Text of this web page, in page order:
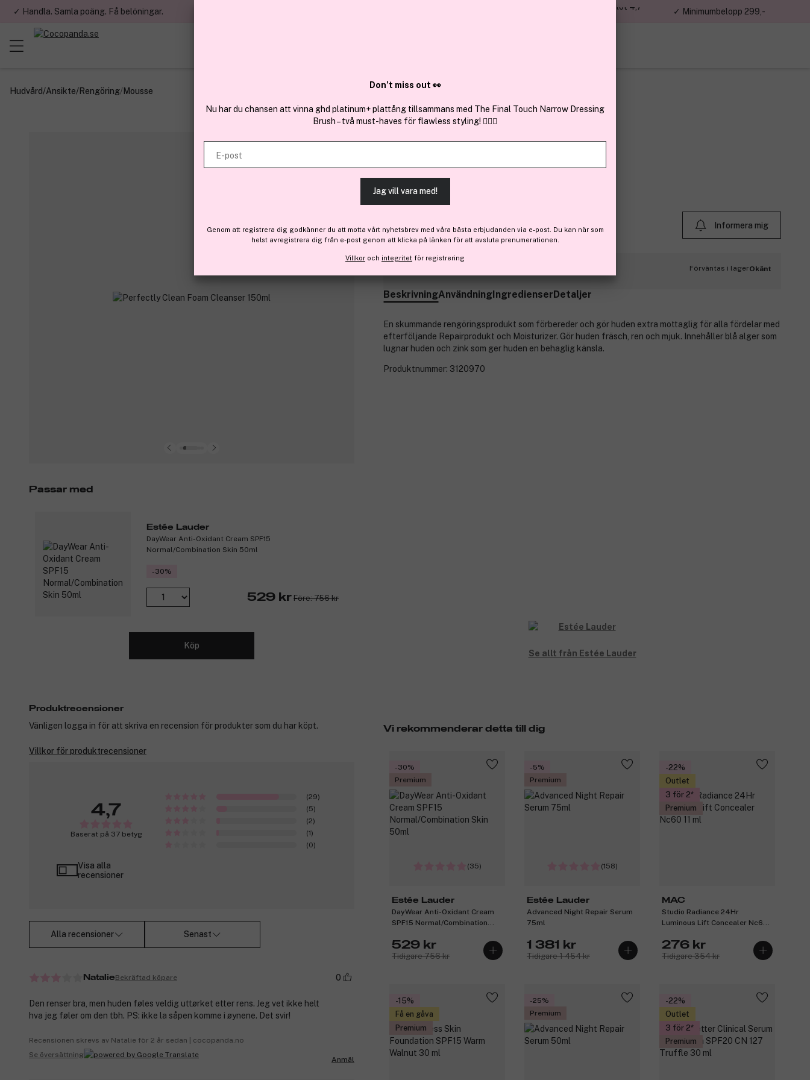
✓ Handla. Samla poäng. Få belöningar.
✓ Över 1,5 miljon kunder – Trustpilot 4,7
✓ Minimumbelopp 299,-
Hudvård/Ansikte/Rengöring/Mousse
Estée Lauder
Perfectly Clean Foam Cleanser 150ml
(37)
384 kr
Tillfälligt slut
Informera mig
Förväntas i lagerOkänt
BeskrivningAnvändning Ingredienser Detaljer
En skummande rengöringsprodukt som förbereder och gör huden extra mottaglig för alla fördelar med
efterföljande Repairprodukt och Moisturizer. Gör huden fräsch, ren och mjuk. Innehåller blå alger som
lugnar huden och zink som ger huden en behaglig känsla.
Produktnummer: 3120970
Passar med
Estée Lauder
DayWear Anti-Oxidant Cream SPF15
Normal/Combination Skin 50ml
-30%
529 kr Före: 756 kr
Köp
Se allt från Estée Lauder
Vi rekommenderar detta till dig
-30%
Premium
(35)
Estée Lauder
DayWear Anti-Oxidant Cream
SPF15 Normal/Combination
529 kr
Tidigare 756 kr
-5%
Premium
(158)
Estée Lauder
Advanced Night Repair Serum
75ml
1 381 kr
Tidigare 1 454 kr
-22%
Outlet
3 för 2
Premium
MAC
Studio Radiance 24Hr
Luminous Lift Concealer Nc60
276 kr
Tidigare 354 kr
-15%
Få en gåva
Premium
-25%
Premium
-22%
Outlet
3 för 2
Premium
Produktrecensioner
Vänligen logga in för att skriva en recension för produkter som du har köpt.
Villkor för produktrecensioner
4,7
Baserat på 37 betyg
(29)
(5)
(2)
(1)
(0)
Visa alla
recensioner
Alla recensioner Senast
NatalieBekräftad köpare 0
Den renser bra, men huden føles veldig uttørket etter rens. Jeg vet ikke helt
hva jeg føler om den tbh. PS: ikke la såpen komme i øynene. Det svir!
Recensionen skrevs av Natalie för 2 år sedan | cocopanda.no
Se översättning
Anmäl
Don’t miss out 👀
Nu har du chansen att vinna ghd platinum+ plattång tillsammans med The Final Touch Narrow Dressing
Brush – två must-haves för flawless styling! 💇‍♀️✨
E-post
Jag vill vara med!
Genom att registrera dig godkänner du att motta vårt nyhetsbrev med våra bästa erbjudanden via e-post. Du kan när som
helst avregistrera dig från e-post genom att klicka på länken för att avsluta prenumerationen.
Villkor och integritet för registrering